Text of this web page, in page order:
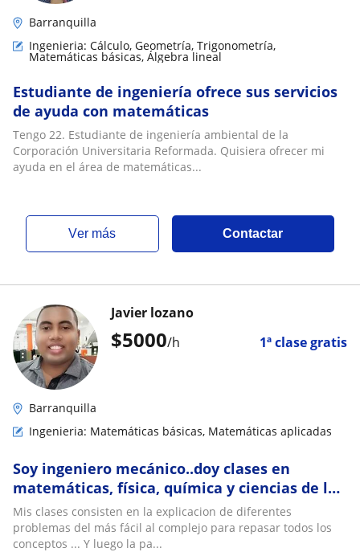
Barranquilla
Ingenieria: Cálculo, Geometría, Trigonometría,
Matemáticas básicas, Álgebra lineal
Estudiante de ingeniería ofrece sus servicios
de ayuda con matemáticas
Tengo 22. Estudiante de ingeniería ambiental de la
Corporación Universitaria Reformada. Quisiera ofrecer mi
ayuda en el área de matemáticas...
ver más Contactar
$5000/h 1ª clase gratis
Javier lozano
Barranquilla
Ingenieria: Matemáticas básicas, Matemáticas aplicadas
Soy ingeniero mecánico..doy clases en
matemáticas, física, química y ciencias de la
Ingenieria
Mis clases consisten en la explicacion de diferentes
problemas del más fácil al complejo para repasar todos los
conceptos ... Y luego la pa...